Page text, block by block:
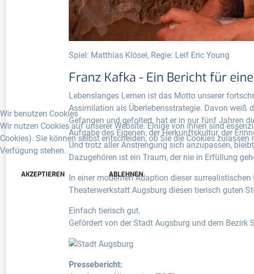
Spiel: Matthias Klösel, Regie: Leif Eric Young
Franz Kafka - Ein Bericht für
Lebenslanges Lernen ist das Motto unserer
Assimilation als Überlebensstrategie. Davon weiß
Gefangen und gefoltert, hat er in nur fünf Jahren
Aufgabe des Eigenen, der Herkunftskultur, der
Und trotz aller Anstrengung sich anzupassen,
Dazugehören ist ein Traum, der nie in Erfüllung
In einer modernen Adaption dieser
Theaterwerkstatt Augsburg diesen tierisch guten
Einfach tierisch gut.
Gefördert von der Stadt Augsburg und dem Bezirk
Pressebericht:
Wir benutzen Cookies
Wir nutzen Cookies auf unserer Website. Einige von ihnen sind
Cookies). Sie können selbst entscheiden, ob Sie die Cookies
Verfügung stehen.
AKZEPTIEREN ABLEHNEN